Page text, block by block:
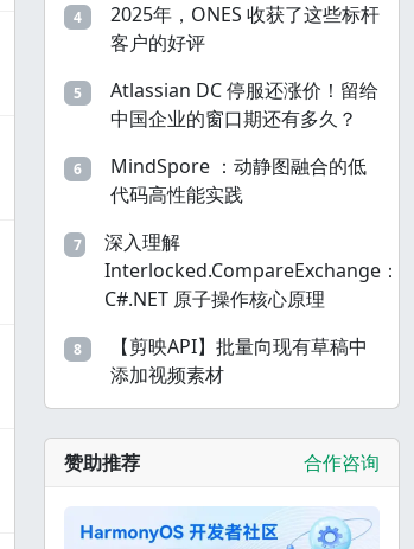
4
2025年，ONES 收获了这些标杆
客户的好评
5
Atlassian DC 停服还涨价！留给
中国企业的窗口期还有多久？
6
MindSpore ：动静图融合的低
代码高性能实践
7
深入理解
Interlocked.CompareExchange：
C#.NET 原子操作核心原理
8
【剪映API】批量向现有草稿中
添加视频素材
赞助推荐 合作咨询